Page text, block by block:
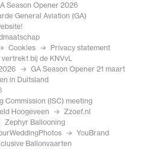
Season Opener 2026
General Aviation (GA)
Cookies
Privacy statement
bij de KNVvL
GA Season Opener 21 maart
in Duitsland
Commission (ISC) meeting
Hoogeveen
Zzoef.nl
Zephyr Ballooning
YouBrand
Ballonvaarten